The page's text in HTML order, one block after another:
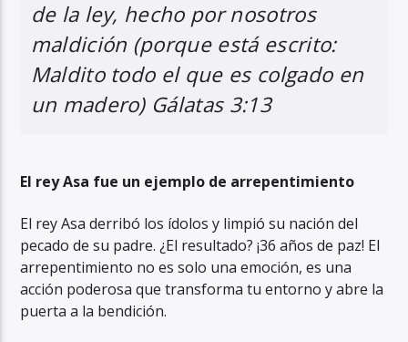
de la ley, hecho por nosotros
maldición (porque está escrito:
Maldito todo el que es colgado en
un madero) Gálatas 3:13
El rey Asa fue un ejemplo de arrepentimiento
El rey Asa derribó los ídolos y limpió su nación del
pecado de su padre. ¿El resultado? ¡36 años de paz! El
arrepentimiento no es solo una emoción, es una
acción poderosa que transforma tu entorno y abre la
puerta a la bendición.